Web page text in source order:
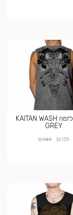
גופיה פלזמה KAITAN WASH
GREY
₪139
₪149